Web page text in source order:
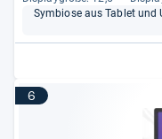
Sym­biose aus Tablet und
6